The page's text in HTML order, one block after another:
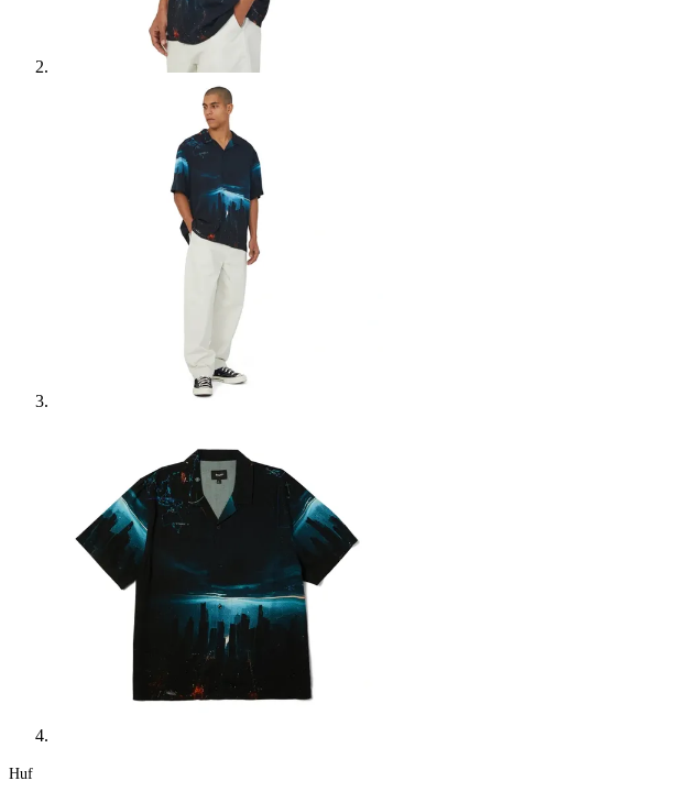
Huf